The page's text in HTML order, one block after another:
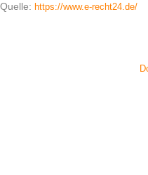
Quelle: https://www.e-recht24.de/